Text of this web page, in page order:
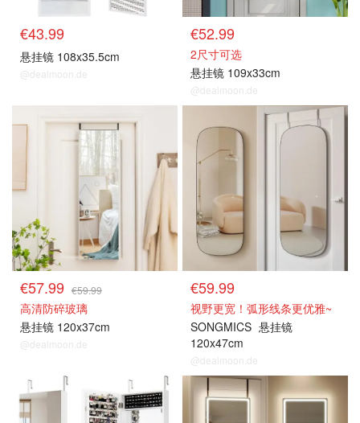
€43.99
悬挂镜 108x35.5cm
@dealmoon.de
€52.99
2尺寸可选
悬挂镜 109x33cm
@dealmoon.de
€57.99 €59.99
高清防碎玻璃
悬挂镜 120x37cm
@dealmoon.de
€59.99
视野更宽！弧形线条更优雅~
SONGMICS 悬挂镜
120x47cm
@dealmoon.de